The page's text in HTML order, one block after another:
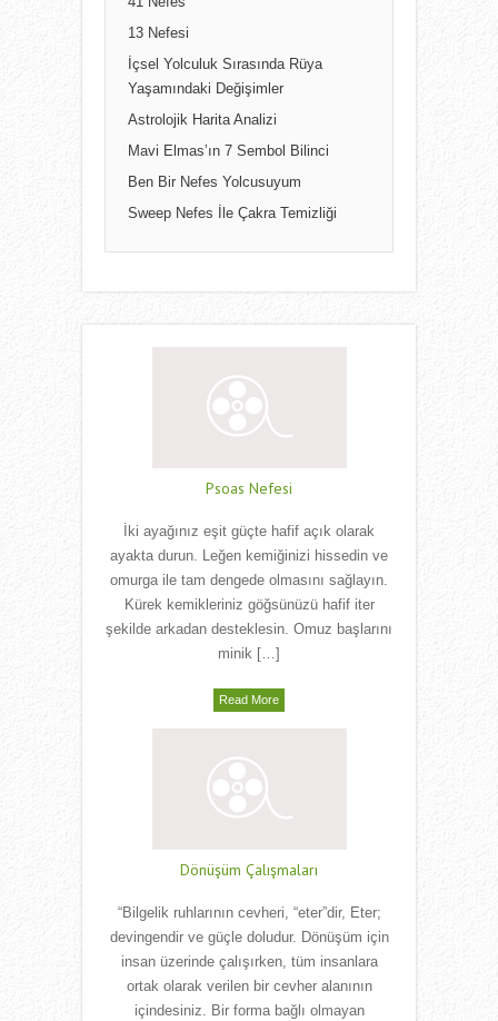
13 Nefesi
İçsel Yolculuk Sırasında Rüya
Yaşamındaki Değişimler
Astrolojik Harita Analizi
Mavi Elmas’ın 7 Sembol Bilinci
Ben Bir Nefes Yolcusuyum
Sweep Nefes İle Çakra Temizliği
Psoas Nefesi
İki ayağınız eşit güçte hafif açık olarak
ayakta durun. Leğen kemiğinizi hissedin ve
omurga ile tam dengede olmasını sağlayın.
Kürek kemikleriniz göğsünüzü hafif iter
şekilde arkadan desteklesin. Omuz başlarını
minik […]
Read More
Dönüşüm Çalışmaları
“Bilgelik ruhlarının cevheri, “eter”dir, Eter;
devingendir ve güçle doludur. Dönüşüm için
insan üzerinde çalışırken, tüm insanlara
ortak olarak verilen bir cevher alanının
içindesiniz. Bir forma bağlı olmayan